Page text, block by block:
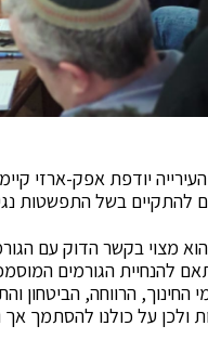
יודפת אפק-ארזי
להתקיים בשל התפשטות
מצוי בקשר הדוק עם
להנחיית הגורמים
הרווחה, הביטחון
ולכן על כולנו להסתמך אך